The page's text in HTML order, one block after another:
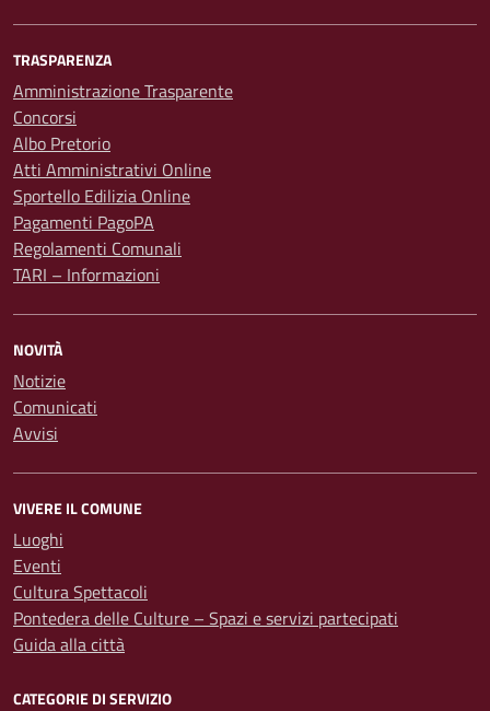
TRASPARENZA
Amministrazione Trasparente
Concorsi
Albo Pretorio
Atti Amministrativi Online
Sportello Edilizia Online
Pagamenti PagoPA
Regolamenti Comunali
TARI – Informazioni
NOVITÀ
Notizie
Comunicati
Avvisi
VIVERE IL COMUNE
Luoghi
Eventi
Cultura Spettacoli
Pontedera delle Culture – Spazi e servizi partecipati
Guida alla città
CATEGORIE DI SERVIZIO